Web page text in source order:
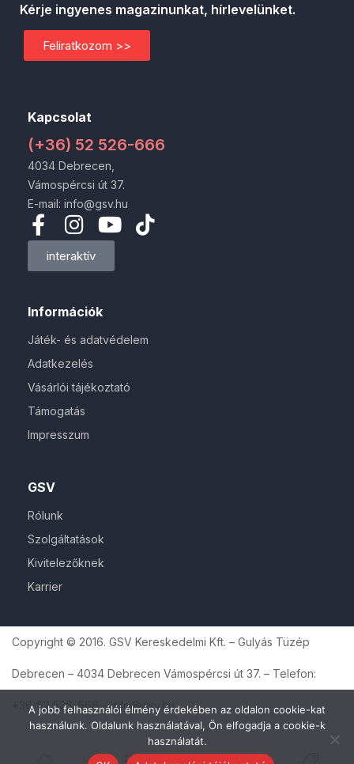
GSV
Rólunk
Szolgáltatások
Kivitelezőknek
Karrier
Információk
Játék- és adatvédelem
Adatkezelés
Vásárlói tájékoztató
Támogatás
Impresszum
Kapcsolat
(+36) 52 526-666
4034 Debrecen,
Vámospércsi út 37.
E-mail: info@gsv.hu
interaktív
Kérje ingyenes magazinunkat, hírlevelünket.
Feliratkozom >>
Copyright © 2016. GSV Kereskedelmi Kft. – Gulyás Tüzép
Debrecen – 4034 Debrecen Vámospércsi út 37. – Telefon:
+36-52 526-666 – info@gsv.hu
A jobb felhasználói élmény érdekében az oldalon cookie-kat
használunk. Oldalunk használatával, Ön elfogadja a cookie-k
használatát.